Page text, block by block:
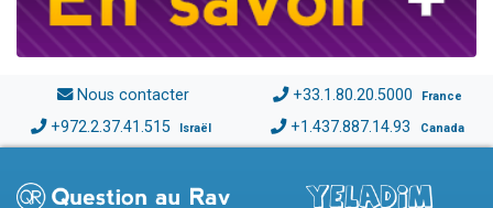
Nous contacter +33.1.80.20.5000 France
+972.2.37.41.515 Israël +1.437.887.14.93 Canada